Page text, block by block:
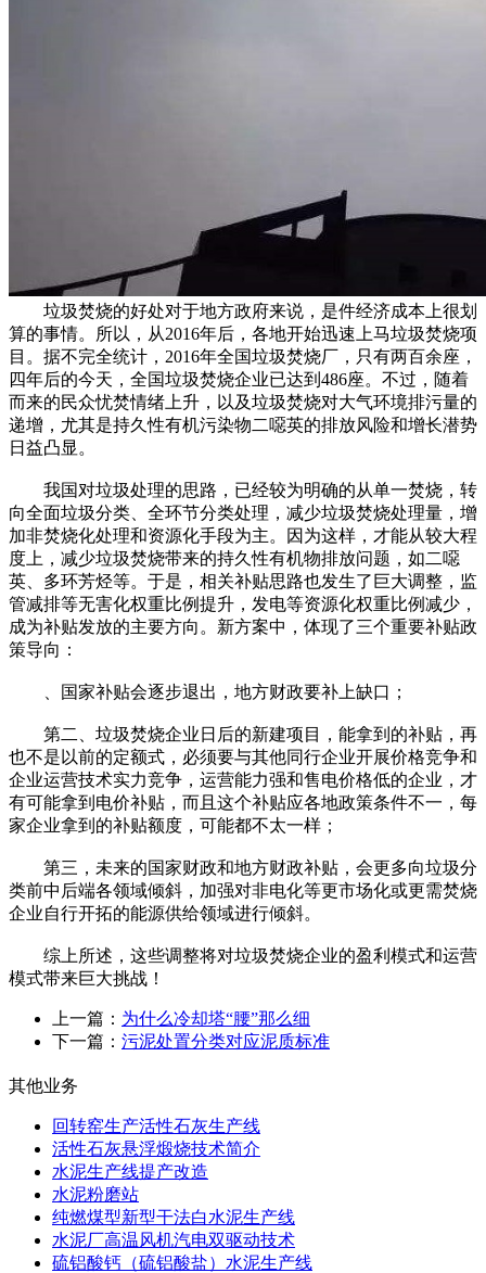
垃圾焚烧的好处对于地方政府来说，是件经济成本上很划
算的事情。所以，从2016年后，各地开始迅速上马垃圾焚烧项
目。据不完全统计，2016年全国垃圾焚烧厂，只有两百余座，
四年后的今天，全国垃圾焚烧企业已达到486座。不过，随着
而来的民众忧焚情绪上升，以及垃圾焚烧对大气环境排污量的
递增，尤其是持久性有机污染物二噁英的排放风险和增长潜势
日益凸显。
我国对垃圾处理的思路，已经较为明确的从单一焚烧，转
向全面垃圾分类、全环节分类处理，减少垃圾焚烧处理量，增
加非焚烧化处理和资源化手段为主。因为这样，才能从较大程
度上，减少垃圾焚烧带来的持久性有机物排放问题，如二噁
英、多环芳烃等。于是，相关补贴思路也发生了巨大调整，监
管减排等无害化权重比例提升，发电等资源化权重比例减少，
成为补贴发放的主要方向。新方案中，体现了三个重要补贴政
策导向：
、国家补贴会逐步退出，地方财政要补上缺口；
第二、垃圾焚烧企业日后的新建项目，能拿到的补贴，再
也不是以前的定额式，必须要与其他同行企业开展价格竞争和
企业运营技术实力竞争，运营能力强和售电价格低的企业，才
有可能拿到电价补贴，而且这个补贴应各地政策条件不一，每
家企业拿到的补贴额度，可能都不太一样；
第三，未来的国家财政和地方财政补贴，会更多向垃圾分
类前中后端各领域倾斜，加强对非电化等更市场化或更需焚烧
企业自行开拓的能源供给领域进行倾斜。
综上所述，这些调整将对垃圾焚烧企业的盈利模式和运营
模式带来巨大挑战！
上一篇： 为什么冷却塔“腰”那么细
下一篇： 污泥处置分类对应泥质标准
其他业务
回转窑生产活性石灰生产线
活性石灰悬浮煅烧技术简介
水泥生产线提产改造
水泥粉磨站
纯燃煤型新型干法白水泥生产线
水泥厂高温风机汽电双驱动技术
硫铝酸钙（硫铝酸盐）水泥生产线